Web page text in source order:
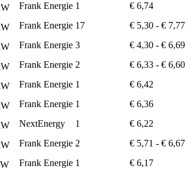
Frank Energie 1 € 6,74
Frank Energie 17 € 5,30 - € 7,77
Frank Energie 3 € 4,30 - € 6,69
Frank Energie 2 € 6,33 - € 6,60
Frank Energie 1 € 6,42
Frank Energie 1 € 6,36
NextEnergy 1 € 6,22
Frank Energie 2 € 5,71 - € 6,67
Frank Energie 1 € 6,17